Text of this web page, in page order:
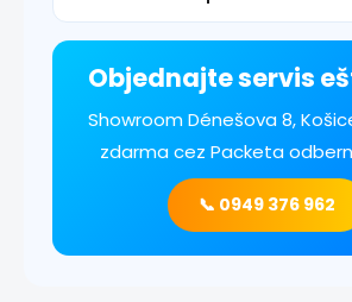
Objednajte servis
Showroom Dénešova 8,
zdarma cez Packeta
📞 0949 376 962